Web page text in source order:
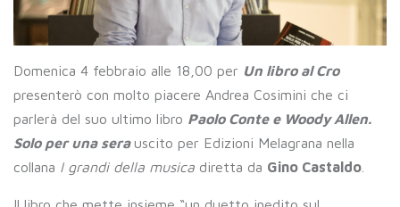
Domenica 4 febbraio alle 18,00 per Un libro al Cro
presenterò con molto piacere Andrea Cosimini che ci
parlerà del suo ultimo libro Paolo Conte e Woody Allen.
Solo per una serauscito per Edizioni Melagrana nella
collana I grandi della musica diretta da Gino Castaldo